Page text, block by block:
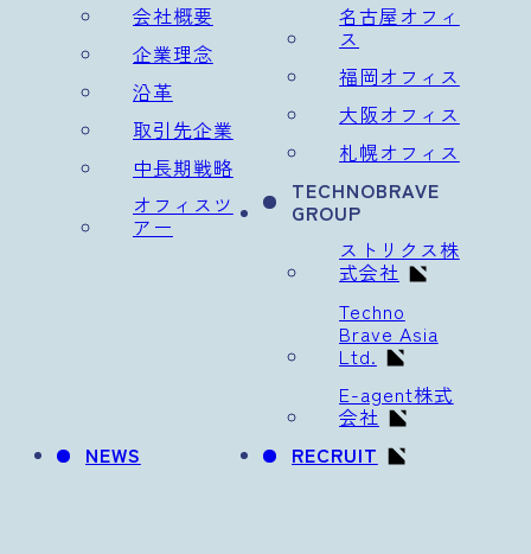
会社概要
企業理念
沿革
取引先企業
中長期戦略
オフィスツ
アー
名古屋オフィ
ス
福岡オフィス
大阪オフィス
札幌オフィス
TECHNOBRAVE
GROUP
ストリクス株
式会社
Techno
Brave Asia
Ltd.
E-agent株式
会社
NEWS
RECRUIT